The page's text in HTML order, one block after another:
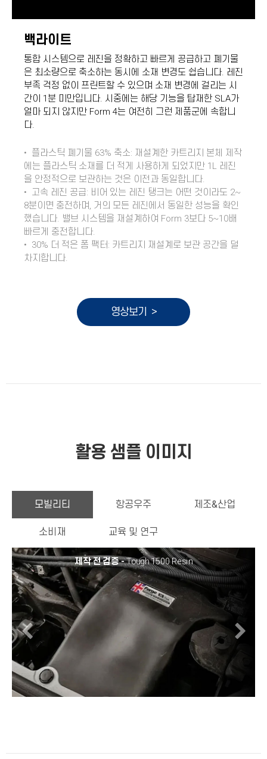
백라이트
통합 시스템으로 레진을 정확하고 빠르게 공급하고 폐기물
은 최소량으로 축소하는 동시에 소재 변경도 쉽습니다. 레진
부족 걱정 없이 프린트할 수 있으며 소재 변경에 걸리는 시
간이 1분 미만입니다. 시중에는 해당 기능을 탑재한 SLA가
얼마 되지 않지만 Form 4는 여전히 그런 제품군에 속합니
다.
• 플라스틱 폐기물 63% 축소: 재설계한 카트리지 본체 제작
에는 플라스틱 소재를 더 적게 사용하게 되었지만 1L 레진
을 안정적으로 보관하는 것은 이전과 동일합니다.
• 고속 레진 공급: 비어 있는 레진 탱크는 어떤 것이라도 2~
8분이면 충전하며, 거의 모든 레진에서 동일한 성능을 확인
했습니다. 밸브 시스템을 재설계하여 Form 3보다 5~10배
빠르게 충전합니다.
• 30% 더 적은 폼 팩터: 카트리지 재설계로 보관 공간을 덜
차지합니다.
영상보기 >
활용 샘플 이미지
모빌리티 항공우주 제조&산업
소비재 교육 및 연구
제작 전 검증 -Tough 1500 Resin
Previous